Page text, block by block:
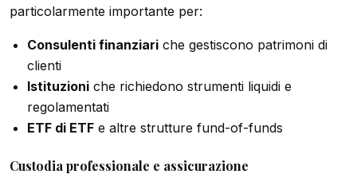
particolarmente importante per:
Consulenti finanziariche gestiscono patrimoni di
clienti
Istituzioniche richiedono strumenti liquidi e
regolamentati
ETF di ETFe altre strutture fund-of-funds
Custodia professionale e assicurazione